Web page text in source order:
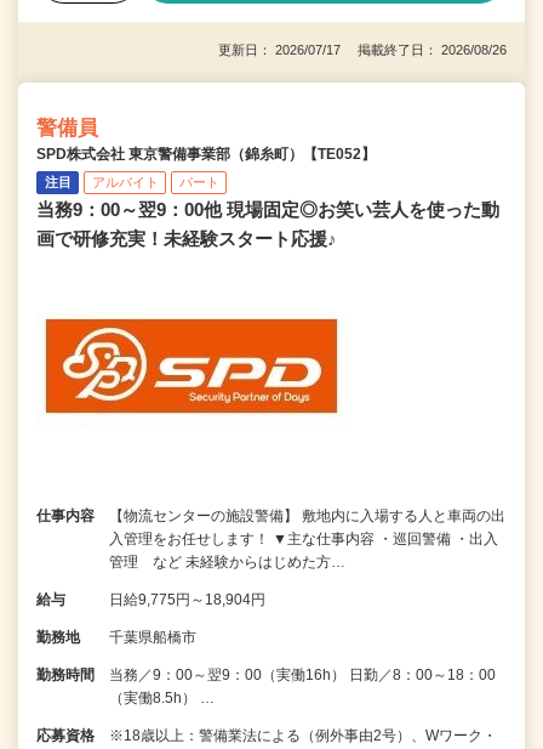
更新日： 2026/07/17 掲載終了日： 2026/08/26
警備員
SPD株式会社 東京警備事業部（錦糸町）【TE052】
注目 アルバイト パート
当務9：00～翌9：00他 現場固定◎お笑い芸人を使った動
画で研修充実！未経験スタート応援♪
仕事内容
【物流センターの施設警備】 敷地内に入場する人と車両の出
入管理をお任せします！ ▼主な仕事内容 ・巡回警備 ・出入
管理 など 未経験からはじめた方…
給与 日給9,775円～18,904円
勤務地 千葉県船橋市
勤務時間
当務／9：00～翌9：00（実働16h） 日勤／8：00～18：00
（実働8.5h） …
応募資格
※18歳以上：警備業法による（例外事由2号）、Wワーク・